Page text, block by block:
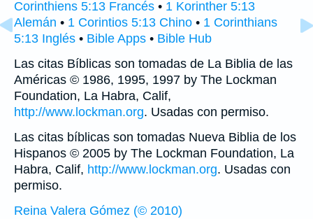
Corinthiens 5:13 Francés • 1 Korinther 5:13
Alemán • 1 Corintios 5:13 Chino • 1 Corinthians
5:13 Inglés • Bible Apps • Bible Hub
Las citas Bíblicas son tomadas de La Biblia de las
Américas © 1986, 1995, 1997 by The Lockman
Foundation, La Habra, Calif,
http://www.lockman.org. Usadas con permiso.
Las citas bíblicas son tomadas Nueva Biblia de los
Hispanos © 2005 by The Lockman Foundation, La
Habra, Calif, http://www.lockman.org. Usadas con
permiso.
Reina Valera Gómez (© 2010)